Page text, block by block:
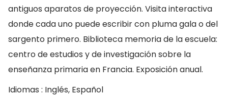
antiguos aparatos de proyección. Visita interactiva
donde cada uno puede escribir con pluma gala o del
sargento primero. Biblioteca memoria de la escuela:
centro de estudios y de investigación sobre la
enseñanza primaria en Francia. Exposición anual.
Idiomas : Inglés, Español